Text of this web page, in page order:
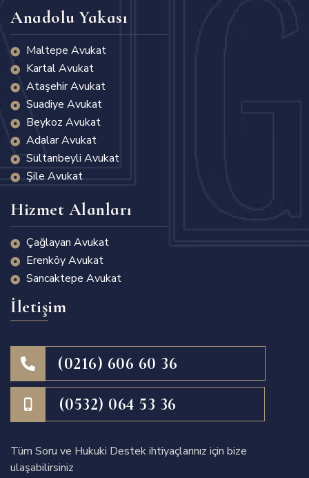
Anadolu Yakası
Maltepe Avukat
Kartal Avukat
Ataşehir Avukat
Suadiye Avukat
Beykoz Avukat
Adalar Avukat
Sultanbeyli Avukat
Şile Avukat
Hizmet Alanları
Çağlayan Avukat
Erenköy Avukat
Sancaktepe Avukat
İletişim
(0216) 606 60 36
(0532) 064 53 36
Tüm Soru ve Hukuki Destek ihtiyaçlarınız için bize
ulaşabilirsiniz